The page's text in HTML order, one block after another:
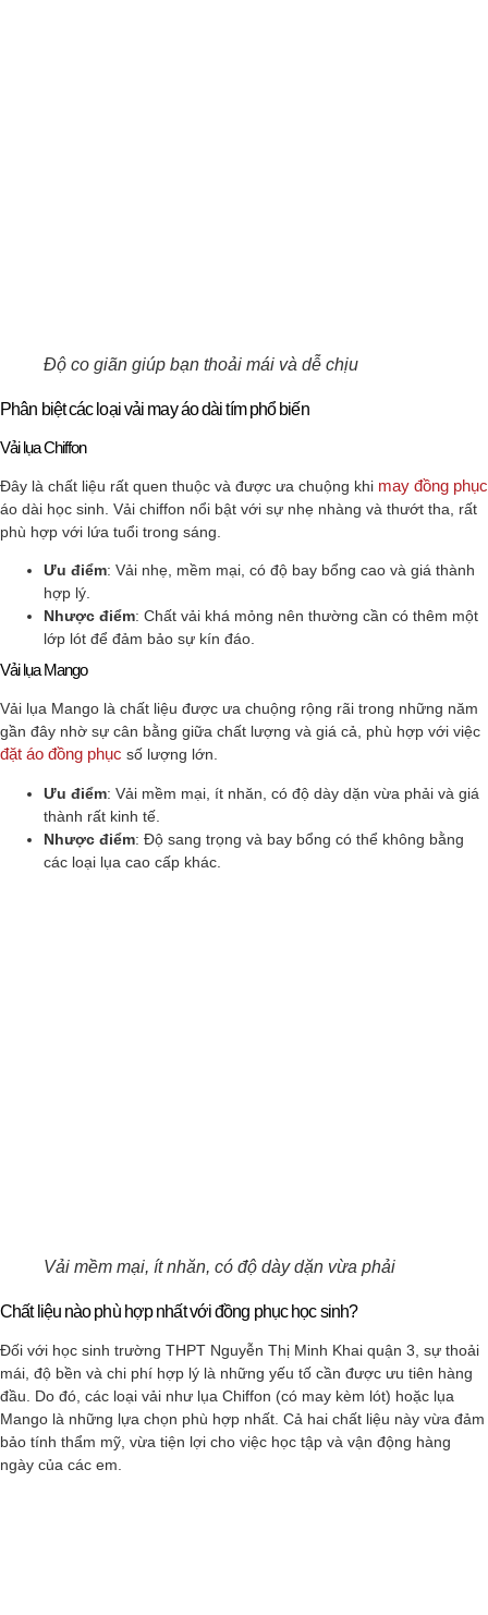
Độ co giãn giúp bạn thoải mái và dễ chịu
Phân biệt các loại vải may áo dài tím phổ biến
Vải lụa Chiffon
Đây là chất liệu rất quen thuộc và được ưa chuộng khi may đồng phục
áo dài học sinh. Vải chiffon nổi bật với sự nhẹ nhàng và thướt tha, rất
phù hợp với lứa tuổi trong sáng.
Ưu điểm: Vải nhẹ, mềm mại, có độ bay bổng cao và giá thành
hợp lý.
Nhược điểm: Chất vải khá mỏng nên thường cần có thêm một
lớp lót để đảm bảo sự kín đáo.
Vải lụa Mango
Vải lụa Mango là chất liệu được ưa chuộng rộng rãi trong những năm
gần đây nhờ sự cân bằng giữa chất lượng và giá cả, phù hợp với việc
đặt áo đồng phục số lượng lớn.
Ưu điểm: Vải mềm mại, ít nhăn, có độ dày dặn vừa phải và giá
thành rất kinh tế.
Nhược điểm: Độ sang trọng và bay bổng có thể không bằng
các loại lụa cao cấp khác.
Vải mềm mại, ít nhăn, có độ dày dặn vừa phải
Chất liệu nào phù hợp nhất với đồng phục học sinh?
Đối với học sinh trường THPT Nguyễn Thị Minh Khai quận 3, sự thoải
mái, độ bền và chi phí hợp lý là những yếu tố cần được ưu tiên hàng
đầu. Do đó, các loại vải như lụa Chiffon (có may kèm lót) hoặc lụa
Mango là những lựa chọn phù hợp nhất. Cả hai chất liệu này vừa đảm
bảo tính thẩm mỹ, vừa tiện lợi cho việc học tập và vận động hàng
ngày của các em.